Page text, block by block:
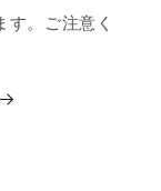
。ご注意く